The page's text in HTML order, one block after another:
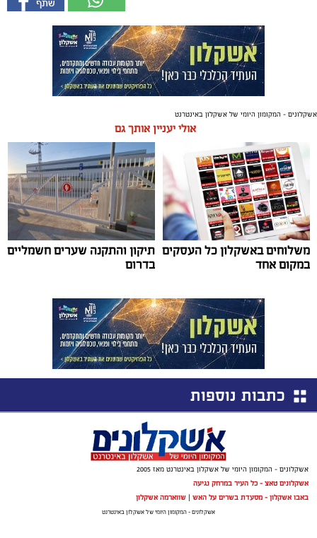
אשקלונים - המקומון היומי של אשקלון באינטרנט
אולי יעניין אותך גם
משלוחים באשקלון כל העסקים
במקום אחד
תיקון והתקנה שערים חשמליים
בדרום
כתבות נוספות
אשקלונים - המקומון היומי של אשקלון באינטרנט מאז 2005
אשקלונים טאצ - כל העיר במרחק נגיעה
באבו אשקלון - מסעדת בשרים על האש | שווארמה אשקלון
אשקלונים - המקומון היומי של אשקלון באינטרנט